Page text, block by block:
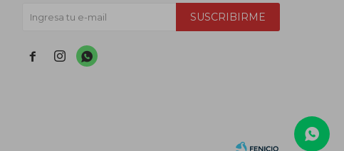
SUSCRIBIRME
  